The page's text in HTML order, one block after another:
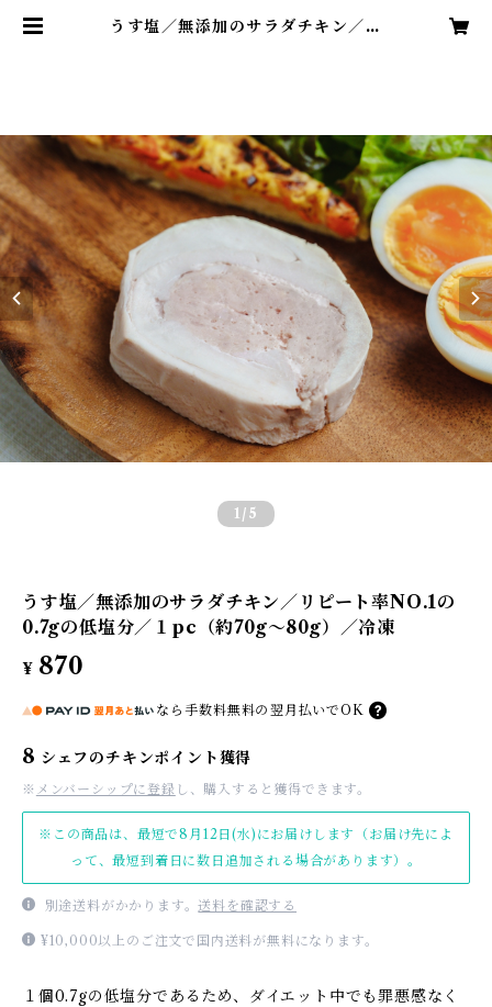
うす塩／無添加のサラダチキン／リ
1 /5
うす塩／無添加のサラダチキン／リピート率NO.1の
0.7gの低塩分／１pc（約70g〜80g）／冷凍
¥ 870
なら 手数料無料の 翌月払いでOK
8 シェフのチキンポイント獲得
※ メンバーシップに登録 し、購入すると獲得できます。
※この商品は、最短で8月12日(水)にお届けします（お届け先によ
って、最短到着日に数日追加される場合があります）。
別途送料がかかります。送料を確認する
¥10,000以上のご注文で国内送料が無料になります。
１個0.7gの低塩分であるため、ダイエット中でも罪悪感なく